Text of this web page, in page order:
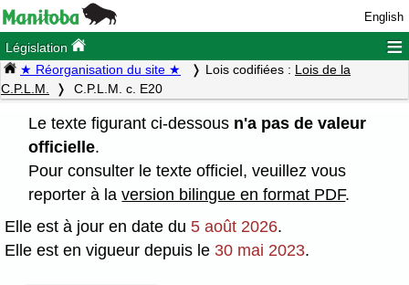
English
Législation ≡
★ Réorganisation du site ★ Lois codifiées : Lois de la
C.P.L.M.
C.P.L.M. c. E20
Le texte figurant ci-dessous n'a pas de valeur
officielle.
Pour consulter le texte officiel, veuillez vous
reporter à laversion bilingue en format PDF.
Elle est à jour en date du 5 août 2026.
Elle est en vigueur depuis le 30 mai 2023.